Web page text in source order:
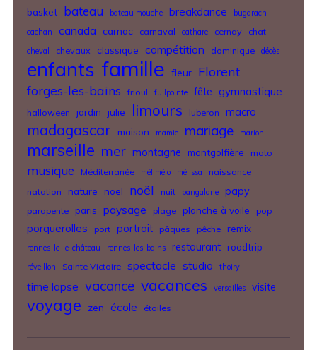
basket bateau bateau mouche breakdance
bugarach
cachan
canada carnac carnaval cathare cernay chat
cheval chevaux classique compétition dominique décès
enfants famille fleur Florent
forges-les-bains frioul fullpointe fête gymnastique
halloween jardin julie limours luberon macro
madagascar maison mamie mariage marion
marseille mer montagne montgolfière moto
musique Méditerranée mélimélo mélissa
naissance
natation
nature noel noël nuit pangalane papy
parapente paris paysage plage planche à voile pop
porquerolles port portrait pâques pêche remix
rennes-le-le-château rennes-les-bains restaurant roadtrip
réveillon Sainte Victoire spectacle studio thoiry
time lapse vacance vacances versailles visite
voyage zen école étoiles